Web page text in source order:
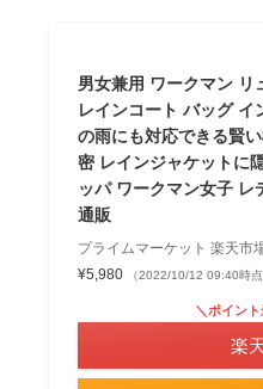
男女兼用 ワークマン リ
レインコート バッグ イ
の雨にも対応できる賢
密 レインジャケットに
ッパ ワークマン女子 レ
通販
プライムマーケット 楽天市
¥5,980
（2022/10/12 09:40時
＼ポイン
楽